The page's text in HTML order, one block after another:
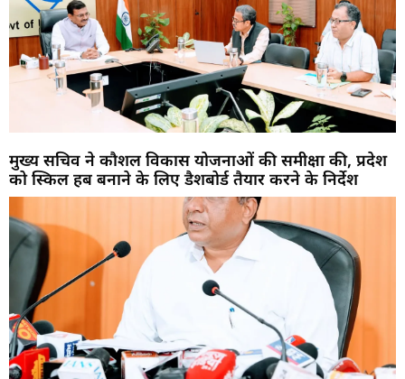
मुख्य सचिव ने कौशल विकास योजनाओं की समीक्षा की, प्रदेश
को स्किल हब बनाने के लिए डैशबोर्ड तैयार करने के निर्देश